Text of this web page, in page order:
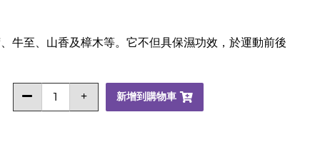
牛至、山香及樟木等。它不但具保濕功效，於運動前後
新增到購物車